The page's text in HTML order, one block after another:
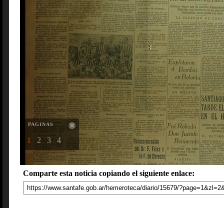
PAGINAS
1 2 3 4
Comparte esta noticia copiando el siguiente enlace: